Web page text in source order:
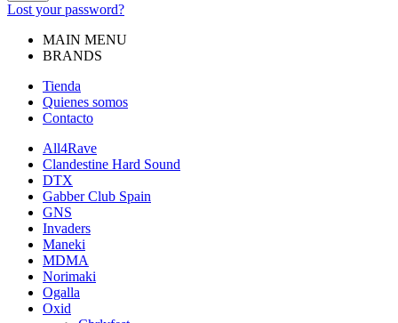
Lost your password?
MAIN MENU
BRANDS
Tienda
Quienes somos
Contacto
All4Rave
Clandestine Hard Sound
DTX
Gabber Club Spain
GNS
Invaders
Maneki
MDMA
Norimaki
Ogalla
Oxid